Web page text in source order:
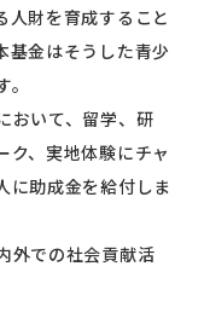
人財を育成すること
基金はそうした青少
おいて、留学、研
ク、実地体験にチャ
に助成金を給付しま
外での社会貢献活